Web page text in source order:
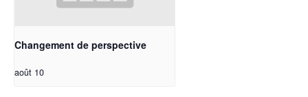
Changement de perspective
août 10